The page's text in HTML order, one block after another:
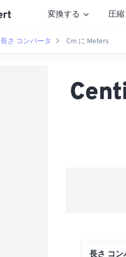
変換する 圧縮
長さ コンバータ Cm に Meters